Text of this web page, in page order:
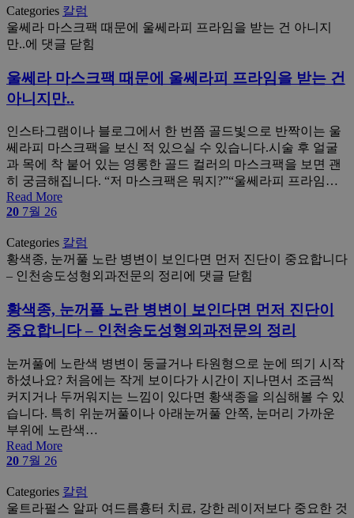
Categories 칼럼
울쎄라 마스크팩 때문에 울쎄라피 프라임을 받는 건 아니지
만..에 댓글 닫힘
울쎄라 마스크팩 때문에 울쎄라피 프라임을 받는 건
아니지만..
인스타그램이나 블로그에서 한 번쯤 골드빛으로 반짝이는 울
쎄라피 마스크팩을 보신 적 있으실 수 있습니다.시술 후 얼굴
과 목에 착 붙어 있는 영롱한 골드 컬러의 마스크팩을 보면 괜
히 궁금해집니다. “저 마스크팩은 뭐지?”“울쎄라피 프라임…
Read More
20 7월 26
Categories 칼럼
황색종, 눈꺼풀 노란 병변이 보인다면 먼저 진단이 중요합니다
– 인천송도성형외과전문의 정리 에 댓글 닫힘
황색종, 눈꺼풀 노란 병변이 보인다면 먼저 진단이
중요합니다 – 인천송도성형외과전문의 정리
눈꺼풀에 노란색 병변이 둥글거나 타원형으로 눈에 띄기 시작
하셨나요? 처음에는 작게 보이다가 시간이 지나면서 조금씩
커지거나 두꺼워지는 느낌이 있다면 황색종을 의심해볼 수 있
습니다. 특히 위눈꺼풀이나 아래눈꺼풀 안쪽, 눈머리 가까운
부위에 노란색…
Read More
20 7월 26
Categories 칼럼
울트라펄스 알파 여드름흉터 치료, 강한 레이저보다 중요한 것